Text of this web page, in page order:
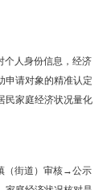
个人身份信息，经济
申请对象的精准认定
民家庭经济状况量化
（街道）审核→公示